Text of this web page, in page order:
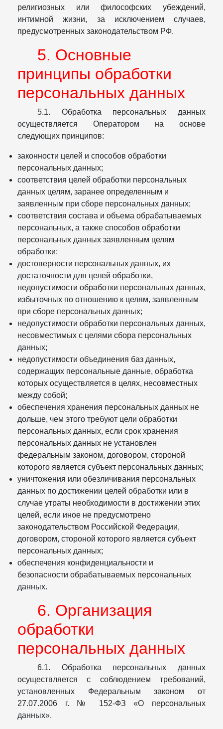
религиозных или философских убеждений,
интимной жизни, за исключением случаев,
предусмотренных законодательством РФ.
5. Основные
принципы обработки
персональных данных
5.1. Обработка персональных данных
осуществляется Оператором на основе
следующих принципов:
законности целей и способов обработки
персональных данных;
соответствия целей обработки персональных
данных целям, заранее определенным и
заявленным при сборе персональных данных;
соответствия состава и объема обрабатываемых
персональных, а также способов обработки
персональных данных заявленным целям
обработки;
достоверности персональных данных, их
достаточности для целей обработки,
недопустимости обработки персональных данных,
избыточных по отношению к целям, заявленным
при сборе персональных данных;
недопустимости обработки персональных данных,
несовместимых с целями сбора персональных
данных;
недопустимости объединения баз данных,
содержащих персональные данные, обработка
которых осуществляется в целях, несовместных
между собой;
обеспечения хранения персональных данных не
дольше, чем этого требуют цели обработки
персональных данных, если срок хранения
персональных данных не установлен
федеральным законом, договором, стороной
которого является субъект персональных данных;
уничтожения или обезличивания персональных
данных по достижении целей обработки или в
случае утраты необходимости в достижении этих
целей, если иное не предусмотрено
законодательством Российской Федерации,
договором, стороной которого является субъект
персональных данных;
обеспечения конфиденциальности и
безопасности обрабатываемых персональных
данных.
6. Организация
обработки
персональных данных
6.1. Обработка персональных данных
осуществляется с соблюдением требований,
установленных Федеральным законом от
27.07.2006 г. № 152-ФЗ «О персональных
данных».